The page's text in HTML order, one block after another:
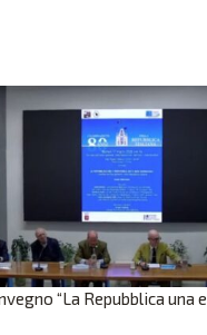
“La Repubblica una e